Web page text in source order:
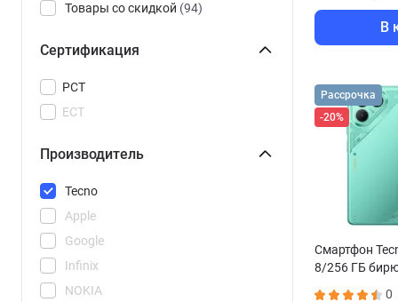
Товары со скидкой (94)
Сертификация
РСТ
ЕСТ
Производитель
Apple
Google
Infinix
NOKIA
Tecno
В
Рассрочка
-20%
Смартфон
8/256 ГБ
0